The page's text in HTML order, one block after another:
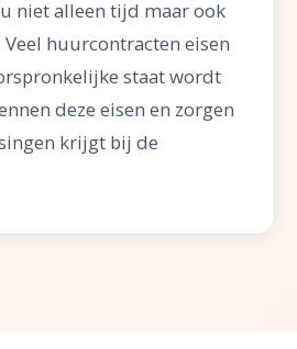
niet alleen tijd maar ook
huurcontracten eisen
staat wordt
deze eisen en zorgen
krijgt bij de